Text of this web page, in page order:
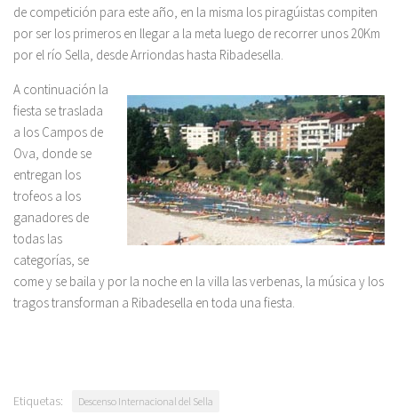
de competición para este año, en la misma los piragúistas compiten
por ser los primeros en llegar a la meta luego de recorrer unos 20Km
por el río Sella, desde Arriondas hasta Ribadesella.
A continuación la
fiesta se traslada
a los Campos de
Ova, donde se
entregan los
trofeos a los
ganadores de
todas las
categorías, se
come y se baila y por la noche en la villa las verbenas, la música y los
tragos transforman a Ribadesella en toda una fiesta.
Etiquetas: Descenso Internacional del Sella